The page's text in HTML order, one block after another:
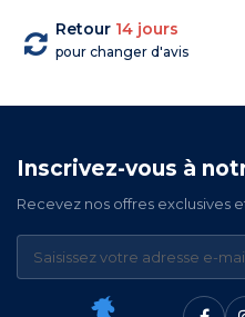
Retour 14 jours
pour changer d'avis
Inscrivez-vous à
Recevez nos offres exclusives